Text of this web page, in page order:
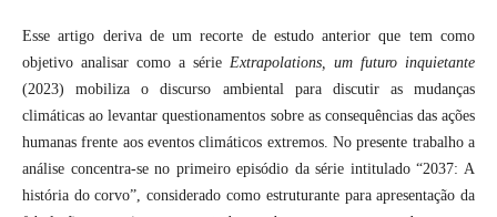
Esse artigo deriva de um recorte de estudo anterior que tem como
objetivo analisar como a série Extrapolations, um futuro inquietante
(2023) mobiliza o discurso ambiental para discutir as mudanças
climáticas ao levantar questionamentos sobre as consequências das ações
humanas frente aos eventos climáticos extremos. No presente trabalho a
análise concentra-se no primeiro episódio da série intitulado “2037: A
história do corvo”, considerado como estruturante para apresentação da